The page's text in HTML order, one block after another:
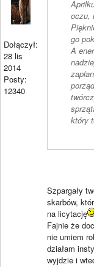
Dołączył:
28 lis
2014
Posty:
12340
oczu,
Pięknie
go
A
nadzieję,
który
Szpargały
skarbów,
na licytację
Fajnie że
nie umiem
działam
wyjdzie i